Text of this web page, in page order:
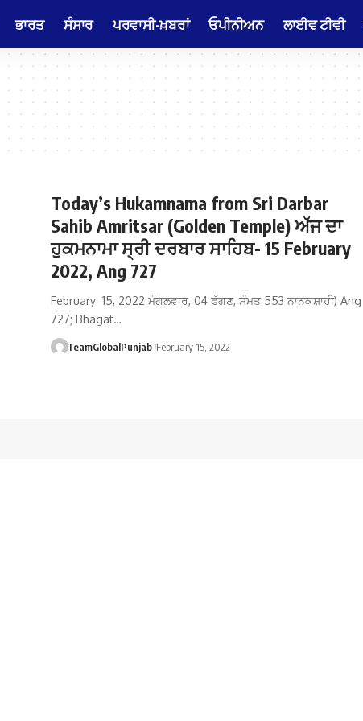
ਭਾਰਤ ਸੰਸਾਰ ਪਰਵਾਸੀ-ਖ਼ਬਰਾਂ ਓਪੀਨੀਅਨ ਲਾਈਵ ਟੀਵੀ
Today’s Hukamnama from Sri Darbar
Sahib Amritsar (Golden Temple) ਅੱਜ ਦਾ
ਹੁਕਮਨਾਮਾ ਸ੍ਰੀ ਦਰਬਾਰ ਸਾਹਿਬ- 15 February
2022, Ang 727
February 15, 2022 ਮੰਗਲਵਾਰ, 04 ਫੱਗਣ, ਸੰਮਤ 553 ਨਾਨਕਸ਼ਾਹੀ) Ang
727; Bhagat…
TeamGlobalPunjab February 15, 2022